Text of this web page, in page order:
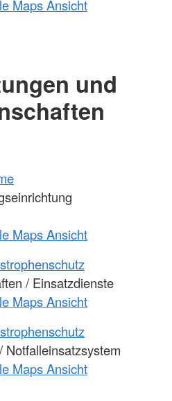
Maps Ansicht
und
Maps Ansicht
/ Einsatzdienste
Maps Ansicht
Notfalleinsatzsystem
Maps Ansicht